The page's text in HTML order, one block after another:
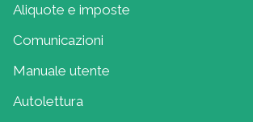
Aliquote e imposte
Comunicazioni
Manuale utente
Autolettura